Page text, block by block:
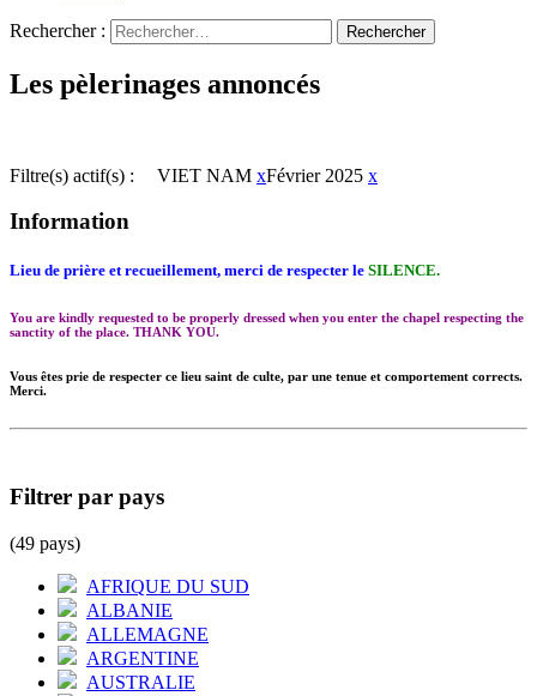
Rechercher :
Les pèlerinages annoncés
Filtre(s) actif(s) : VIET NAM xFévrier 2025 x
Information
Lieu de prière et recueillement, merci de respecter le SILENCE.
You are kindly requested to be properly dressed when you enter the chapel respecting the
sanctity of the place. THANK YOU.
Vous êtes prie de respecter ce lieu saint de culte, par une tenue et comportement corrects.
Merci.
Filtrer par pays
(49 pays)
AFRIQUE DU SUD
ALBANIE
ALLEMAGNE
ARGENTINE
AUSTRALIE